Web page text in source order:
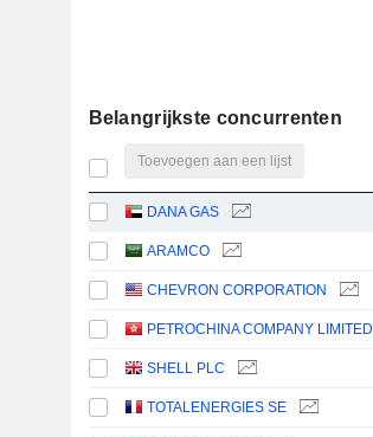
Belangrijkste concurrenten
Toevoegen aan een lijst
DANA GAS
ARAMCO
CHEVRON CORPORATION
PETROCHINA COMPANY LIMITED
SHELL PLC
TOTALENERGIES SE